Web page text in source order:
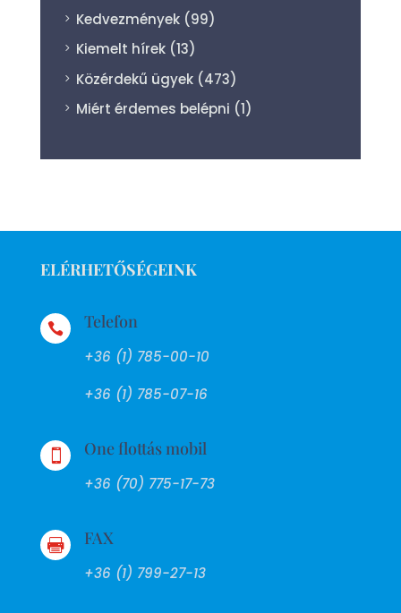
Kedvezmények (99)
Kiemelt hírek (13)
Közérdekű ügyek (473)
Miért érdemes belépni (1)
ELÉRHETŐSÉGEINK
 Telefon
+36 (1) 785-00-10
+36 (1) 785-07-16
 One flottás mobil
+36 (70) 775-17-73
 FAX
+36 (1) 799-27-13